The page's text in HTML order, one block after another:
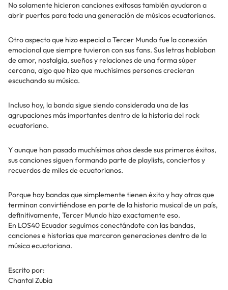
No solamente hicieron canciones exitosas también ayudaron a
abrir puertas para toda una generación de músicos ecuatorianos.
Otro aspecto que hizo especial a Tercer Mundo fue la conexión
emocional que siempre tuvieron con sus fans. Sus letras hablaban
de amor, nostalgia, sueños y relaciones de una forma súper
cercana, algo que hizo que muchísimas personas crecieran
escuchando su música.
Incluso hoy, la banda sigue siendo considerada una de las
agrupaciones más importantes dentro de la historia del rock
ecuatoriano.
Y aunque han pasado muchísimos años desde sus primeros éxitos,
sus canciones siguen formando parte de playlists, conciertos y
recuerdos de miles de ecuatorianos.
Porque hay bandas que simplemente tienen éxito y hay otras que
terminan convirtiéndose en parte de la historia musical de un país,
definitivamente, Tercer Mundo hizo exactamente eso.
En LOS40 Ecuador seguimos conectándote con las bandas,
canciones e historias que marcaron generaciones dentro de la
música ecuatoriana.
Escrito por:
Chantal Zubía